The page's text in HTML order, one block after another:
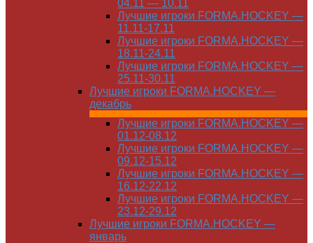
04.11 — 10.11
Лучшие игроки FORMA.HOCKEY —
11.11-17.11
Лучшие игроки FORMA.HOCKEY —
18.11-24.11
Лучшие игроки FORMA.HOCKEY —
25.11-30.11
Лучшие игроки FORMA.HOCKEY —
декабрь
Лучшие игроки FORMA.HOCKEY —
01.12-08.12
Лучшие игроки FORMA.HOCKEY —
09.12-15.12
Лучшие игроки FORMA.HOCKEY —
16.12-22.12
Лучшие игроки FORMA.HOCKEY —
23.12-29.12
Лучшие игроки FORMA.HOCKEY —
январь